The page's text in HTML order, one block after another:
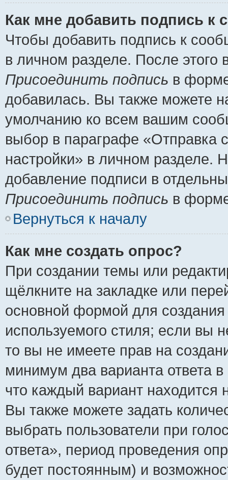
Как мне добавить подпись к
Чтобы добавить подпись к
в личном разделе. После
Присоединить подпись в
добавилась. Вы также можете
умолчанию ко всем вашим
выбор в параграфе «Отправка
настройки» в личном разделе.
добавление подписи в
Присоединить подпись в
Вернуться к началу
Как мне создать опрос?
При создании темы или
щёлкните на закладке или
основной формой для
используемого стиля; если вы
то вы не имеете прав на
минимум два варианта ответа
что каждый вариант находится
Вы также можете задать
выбрать пользователи при
ответа», период проведения
будет постоянным) и